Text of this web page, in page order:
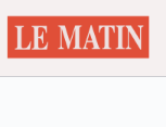
au
contenu